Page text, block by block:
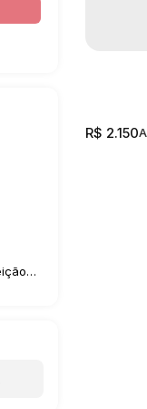
Nossa Senhora da Conceição (1)
R$ 2.150